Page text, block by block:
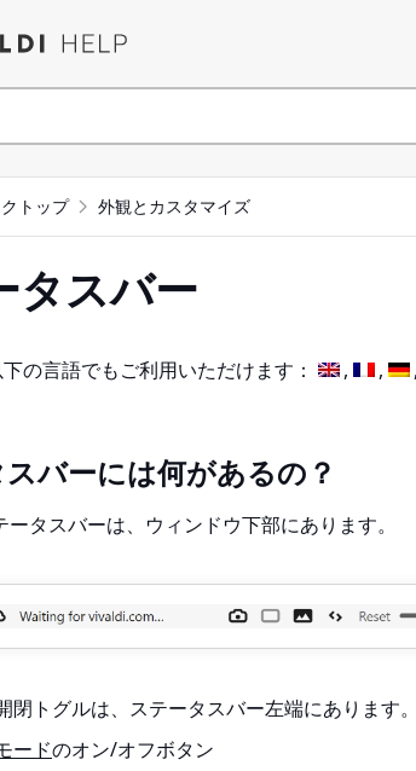
トップ 外観とカスタマイズ
タスバー
の言語でもご利用いただけます：
バーには何があるの？
タスバーは、ウィンドウ下部にあります。
閉トグルは、ステータスバー左端にあります。
ードのオン/オフボタン